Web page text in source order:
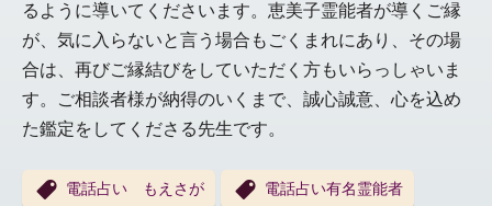
るように導いてくださいます。恵美子霊能者が導くご縁
が、気に入らないと言う場合もごくまれにあり、その場
合は、再びご縁結びをしていただく方もいらっしゃいま
す。ご相談者様が納得のいくまで、誠心誠意、心を込め
た鑑定をしてくださる先生です。
電話占い もえさが 電話占い有名霊能者